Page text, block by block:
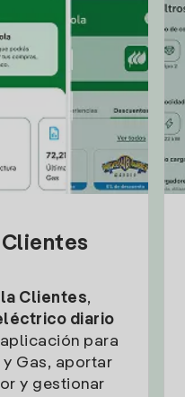
Clientes,
diario
para
Gas, aportar
y gestionar